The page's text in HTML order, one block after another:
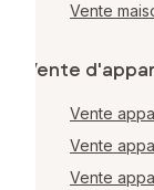
Vente
Vente
Vente
Vente
Vente